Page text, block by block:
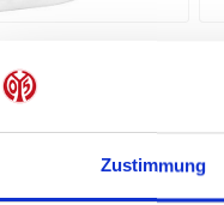
Zustimmung